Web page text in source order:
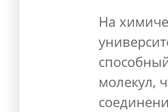
На
молекул,